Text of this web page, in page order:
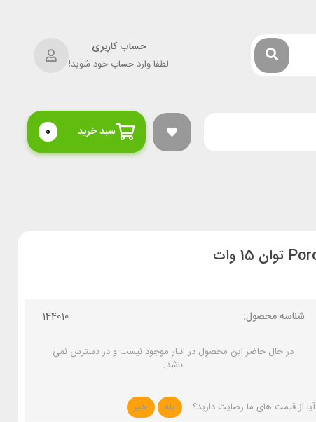
حساب کاربری
لطفا وارد حساب خود شوید!
سبد خرید 0
شناسه محصول: 144010
در حال حاضر این محصول در انبار موجود نیست و در دسترس نمی
باشد.
آیا از قیمت های ما رضایت دارید؟ بله خیر